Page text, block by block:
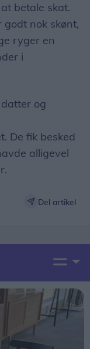
betale skat.
godt nok skønt,
ryger en
i
og
De fik besked
alligevel
Del artikel